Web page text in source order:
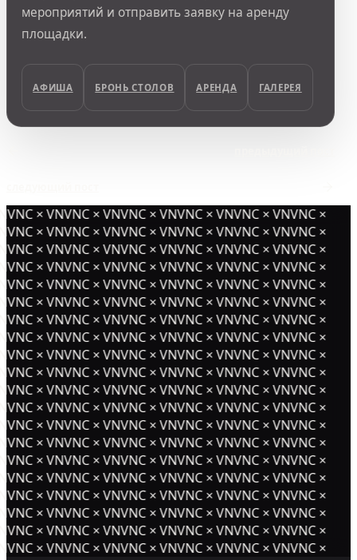
мероприятий и отправить заявку на аренду
площадки.
АФИША БРОНЬ СТОЛОВ АРЕНДА ГАЛЕРЕЯ
× VNVNC × VNVNC × VNVNC × VNVNC × VNVNC ×
× VNVNC × VNVNC × VNVNC × VNVNC × VNVNC ×
× VNVNC × VNVNC × VNVNC × VNVNC × VNVNC ×
× VNVNC × VNVNC × VNVNC × VNVNC × VNVNC ×
× VNVNC × VNVNC × VNVNC × VNVNC × VNVNC ×
× VNVNC × VNVNC × VNVNC × VNVNC × VNVNC ×
× VNVNC × VNVNC × VNVNC × VNVNC × VNVNC ×
× VNVNC × VNVNC × VNVNC × VNVNC × VNVNC ×
× VNVNC × VNVNC × VNVNC × VNVNC × VNVNC ×
× VNVNC × VNVNC × VNVNC × VNVNC × VNVNC ×
× VNVNC × VNVNC × VNVNC × VNVNC × VNVNC ×
× VNVNC × VNVNC × VNVNC × VNVNC × VNVNC ×
× VNVNC × VNVNC × VNVNC × VNVNC × VNVNC ×
× VNVNC × VNVNC × VNVNC × VNVNC × VNVNC ×
× VNVNC × VNVNC × VNVNC × VNVNC × VNVNC ×
× VNVNC × VNVNC × VNVNC × VNVNC × VNVNC ×
× VNVNC × VNVNC × VNVNC × VNVNC × VNVNC ×
× VNVNC × VNVNC × VNVNC × VNVNC × VNVNC ×
× VNVNC × VNVNC × VNVNC × VNVNC × VNVNC ×
× VNVNC × VNVNC × VNVNC × VNVNC × VNVNC ×